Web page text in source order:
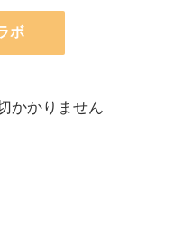
ボ
かかりません